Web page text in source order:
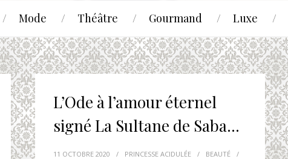
Mode Théâtre Gourmand Luxe
L’Ode à l’amour éternel
signé La Sultane de Saba…
11 OCTOBRE 2020 / PRINCESSE ACIDULÉE / BEAUTÉ
/